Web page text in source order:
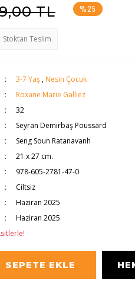
TL %25
Stoktan Teslim
3-7 Yaş , Nesin Çocuk
Roxane Marie Galliez
32
Seyran Demirbaş Poussard
Seng Soun Ratanavanh
21 x 27 cm.
978-605-2781-47-0
Ciltsiz
Haziran 2025
Haziran 2025
SEPETE EKLE